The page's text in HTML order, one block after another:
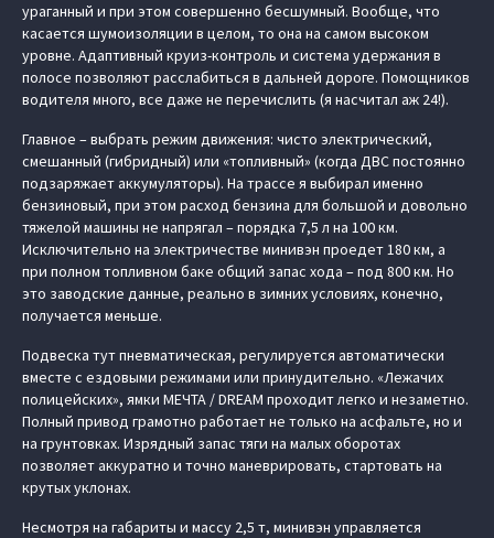
ураганный и при этом совершенно бесшумный. Вообще, что
касается шумоизоляции в целом, то она на самом высоком
уровне. Адаптивный круиз-контроль и система удержания в
полосе позволяют расслабиться в дальней дороге. Помощников
водителя много, все даже не перечислить (я насчитал аж 24!).
Главное – выбрать режим движения: чисто электрический,
смешанный (гибридный) или «топливный» (когда ДВС постоянно
подзаряжает аккумуляторы). На трассе я выбирал именно
бензиновый, при этом расход бензина для большой и довольно
тяжелой машины не напрягал – порядка 7,5 л на 100 км.
Исключительно на электричестве минивэн проедет 180 км, а
при полном топливном баке общий запас хода – под 800 км. Но
это заводские данные, реально в зимних условиях, конечно,
получается меньше.
Подвеска тут пневматическая, регулируется автоматически
вместе с ездовыми режимами или принудительно. «Лежачих
полицейских», ямки МЕЧТА / DREAM проходит легко и незаметно.
Полный привод грамотно работает не только на асфальте, но и
на грунтовках. Изрядный запас тяги на малых оборотах
позволяет аккуратно и точно маневрировать, стартовать на
крутых уклонах.
Несмотря на габариты и массу 2,5 т, минивэн управляется